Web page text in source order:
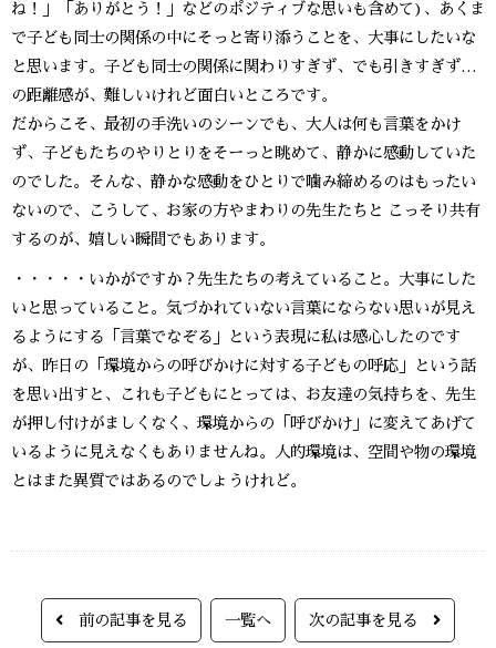
ね！」「ありがとう！」などのポジティブな思いも含めて)、あくま
で子ども同士の関係の中にそっと寄り添うことを、大事にしたいな
と思います。子ども同士の関係に関わりすぎず、でも引きすぎず…
の距離感が、難しいけれど面白いところです。
だからこそ、最初の手洗いのシーンでも、大人は何も言葉をかけ
ず、子どもたちのやりとりをそーっと眺めて、静かに感動していた
のでした。そんな、静かな感動をひとりで噛み締めるのはもったい
ないので、こうして、お家の方やまわりの先生たちと こっそり共有
するのが、嬉しい瞬間でもあります。
・・・・・いかがですか？先生たちの考えていること。大事にした
いと思っていること。気づかれていない言葉にならない思いが見え
るようにする「言葉でなぞる」という表現に私は感心したのです
が、昨日の「環境からの呼びかけに対する子どもの呼応」という話
を思い出すと、これも子どもにとっては、お友達の気持ちを、先生
が押し付けがましくなく、環境からの「呼びかけ」に変えてあげて
いるように見えなくもありませんね。人的環境は、空間や物の環境
とはまた異質ではあるのでしょうけれど。
前の記事を見る 一覧へ 次の記事を見る